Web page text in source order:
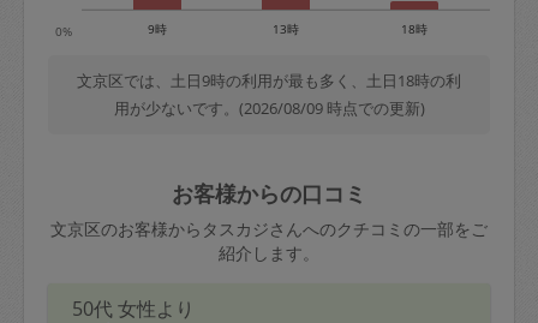
0% 9時 13時 18時
文京区では、土日9時の利用が最も多く、土日18時の利
用が少ないです。(2026/08/09 時点での更新)
お客様からの口コミ
文京区のお客様からタスカジさんへのクチコミの一部をご
紹介します。
50代 女性より